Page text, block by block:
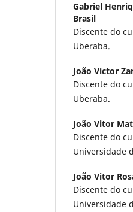
Gabriel
Brasil
Discente do
Uberaba.
João Victor
Discente do
Uberaba.
João Vitor
Discente do
Universidade
João Vitor
Discente do
Universidade